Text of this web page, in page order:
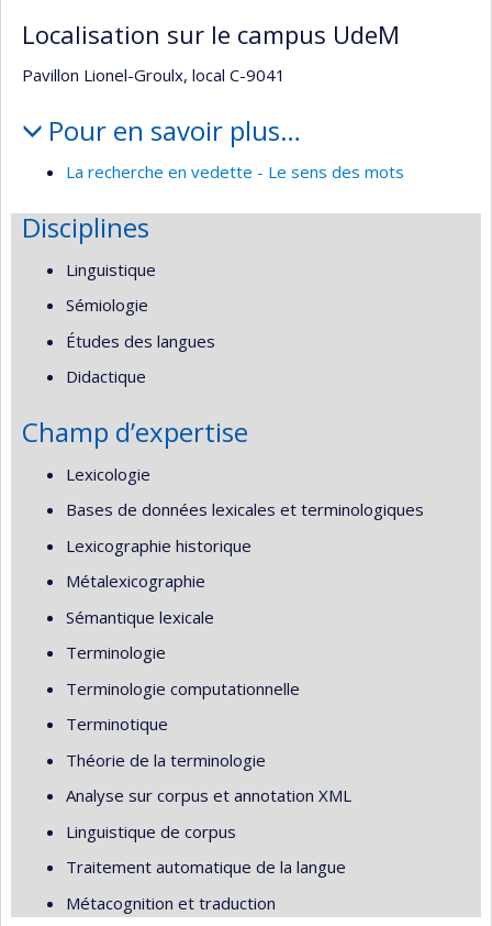
Localisation sur le campus UdeM
Pavillon Lionel-Groulx, local C-9041
Pour en savoir plus…
La recherche en vedette - Le sens des mots
Disciplines
Linguistique
Sémiologie
Études des langues
Didactique
Champ d’expertise
Lexicologie
Bases de données lexicales et terminologiques
Lexicographie historique
Métalexicographie
Sémantique lexicale
Terminologie
Terminologie computationnelle
Terminotique
Théorie de la terminologie
Analyse sur corpus et annotation XML
Linguistique de corpus
Traitement automatique de la langue
Métacognition et traduction